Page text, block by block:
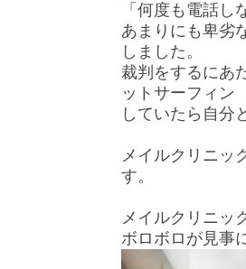
「何度も電話し
あまりにも卑劣
しました。
裁判をするにあ
ットサーフィン
していたら自分
メイルクリニッ
す。
メイルクリニッ
ボロボロが見事